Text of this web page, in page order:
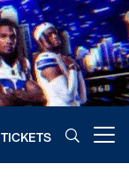
TICKETS